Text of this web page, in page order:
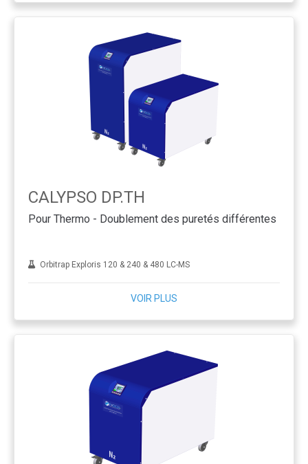
CALYPSO DP.TH
Pour Thermo - Doublement des puretés différentes
Orbitrap Exploris 120 & 240 & 480 LC-MS
VOIR PLUS